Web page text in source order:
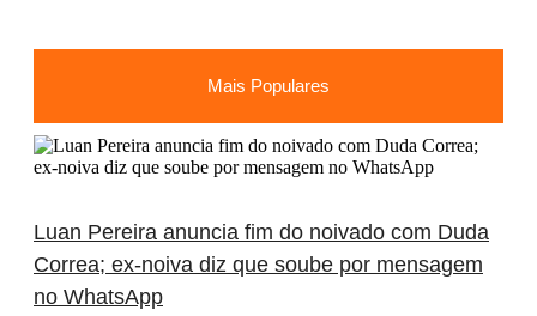
Mais Populares
Luan Pereira anuncia fim do noivado com Duda
Correa; ex-noiva diz que soube por mensagem
no WhatsApp